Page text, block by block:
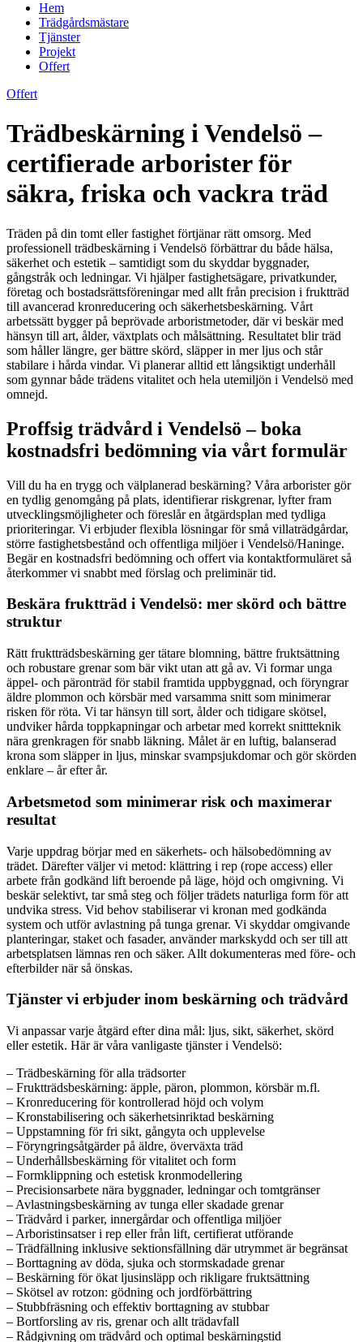
Hem
Trädgårdsmästare
Tjänster
Projekt
Offert
Offert
Trädbeskärning i Vendelsö –
certifierade arborister för
säkra, friska och vackra träd
Träden på din tomt eller fastighet förtjänar rätt omsorg. Med
professionell trädbeskärning i Vendelsö förbättrar du både hälsa,
säkerhet och estetik – samtidigt som du skyddar byggnader,
gångstråk och ledningar. Vi hjälper fastighetsägare, privatkunder,
företag och bostadsrättsföreningar med allt från precision i fruktträd
till avancerad kronreducering och säkerhetsbeskärning. Vårt
arbetssätt bygger på beprövade arboristmetoder, där vi beskär med
hänsyn till art, ålder, växtplats och målsättning. Resultatet blir träd
som håller längre, ger bättre skörd, släpper in mer ljus och står
stabilare i hårda vindar. Vi planerar alltid ett långsiktigt underhåll
som gynnar både trädens vitalitet och hela utemiljön i Vendelsö med
omnejd.
Proffsig trädvård i Vendelsö – boka
kostnadsfri bedömning via vårt formulär
Vill du ha en trygg och välplanerad beskärning? Våra arborister gör
en tydlig genomgång på plats, identifierar riskgrenar, lyfter fram
utvecklingsmöjligheter och föreslår en åtgärdsplan med tydliga
prioriteringar. Vi erbjuder flexibla lösningar för små villaträdgårdar,
större fastighetsbestånd och offentliga miljöer i Vendelsö/Haninge.
Begär en kostnadsfri bedömning och offert via kontaktformuläret så
återkommer vi snabbt med förslag och preliminär tid.
Beskära fruktträd i Vendelsö: mer skörd och bättre
struktur
Rätt fruktträdsbeskärning ger tätare blomning, bättre fruktsättning
och robustare grenar som bär vikt utan att gå av. Vi formar unga
äppel- och päronträd för stabil framtida uppbyggnad, och föryngrar
äldre plommon och körsbär med varsamma snitt som minimerar
risken för röta. Vi tar hänsyn till sort, ålder och tidigare skötsel,
undviker hårda toppkapningar och arbetar med korrekt snittteknik
nära grenkragen för snabb läkning. Målet är en luftig, balanserad
krona som släpper in ljus, minskar svampsjukdomar och gör skörden
enklare – år efter år.
Arbetsmetod som minimerar risk och maximerar
resultat
Varje uppdrag börjar med en säkerhets- och hälsobedömning av
trädet. Därefter väljer vi metod: klättring i rep (rope access) eller
arbete från godkänd lift beroende på läge, höjd och omgivning. Vi
beskär selektivt, tar små steg och följer trädets naturliga form för att
undvika stress. Vid behov stabiliserar vi kronan med godkända
system och utför avlastning på tunga grenar. Vi skyddar omgivande
planteringar, staket och fasader, använder markskydd och ser till att
arbetsplatsen lämnas ren och säker. Allt dokumenteras med före- och
efterbilder när så önskas.
Tjänster vi erbjuder inom beskärning och trädvård
Vi anpassar varje åtgärd efter dina mål: ljus, sikt, säkerhet, skörd
eller estetik. Här är våra vanligaste tjänster i Vendelsö:
– Trädbeskärning för alla trädsorter
– Fruktträdsbeskärning: äpple, päron, plommon, körsbär m.fl.
– Kronreducering för kontrollerad höjd och volym
– Kronstabilisering och säkerhetsinriktad beskärning
– Uppstamning för fri sikt, gångyta och upplevelse
– Föryngringsåtgärder på äldre, överväxta träd
– Underhållsbeskärning för vitalitet och form
– Formklippning och estetisk kronmodellering
– Precisionsarbete nära byggnader, ledningar och tomtgränser
– Avlastningsbeskärning av tunga eller skadade grenar
– Trädvård i parker, innergårdar och offentliga miljöer
– Arboristinsatser i rep eller från lift, certifierat utförande
– Trädfällning inklusive sektionsfällning där utrymmet är begränsat
– Borttagning av döda, sjuka och stormskadade grenar
– Beskärning för ökat ljusinsläpp och rikligare fruktsättning
– Skötsel av rotzon: gödning och jordförbättring
– Stubbfräsning och effektiv borttagning av stubbar
– Bortforsling av ris, grenar och allt trädavfall
– Rådgivning om trädvård och optimal beskärningstid